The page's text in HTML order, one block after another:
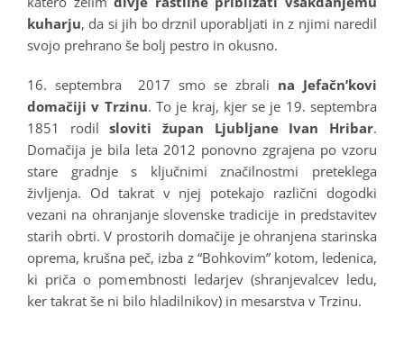
kuharju, da si jih bo drznil uporabljati in z njimi naredil
svojo prehrano še bolj pestro in okusno.
16. septembra 2017 smo se zbrali na Jefačn’kovi
domačiji v Trzinu. To je kraj, kjer se je 19. septembra
1851 rodil sloviti župan Ljubljane Ivan Hribar.
Domačija je bila leta 2012 ponovno zgrajena po vzoru
stare gradnje s ključnimi značilnostmi preteklega
življenja. Od takrat v njej potekajo različni dogodki
vezani na ohranjanje slovenske tradicije in predstavitev
starih obrti. V prostorih domačije je ohranjena starinska
oprema, krušna peč, izba z “Bohkovim” kotom, ledenica,
ki priča o pomembnosti ledarjev (shranjevalcev ledu,
ker takrat še ni bilo hladilnikov) in mesarstva v Trzinu.